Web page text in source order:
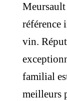
Meursault
référence
vin.
familial
meilleurs